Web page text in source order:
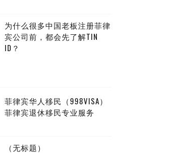
为什么很多中国老板注册菲律
宾公司前，都会先了解TIN
ID？
菲律宾华人移民（998VISA）
菲律宾退休移民专业服务
（无标题）